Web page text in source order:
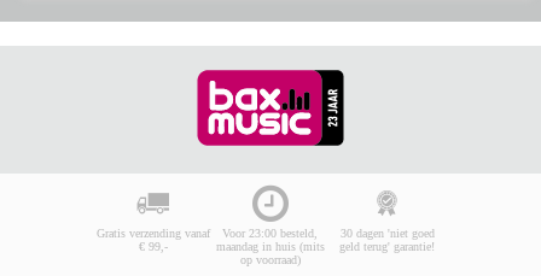
Gratis verzending vanaf
€ 99,-
Voor 23:00 besteld,
maandag in huis (mits
op voorraad)
30 dagen 'niet goed
geld terug' garantie!